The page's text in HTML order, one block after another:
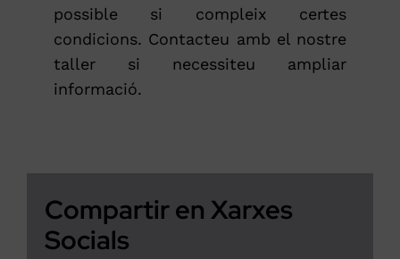
possible si compleix certes
condicions. Contacteu amb el nostre
taller si necessiteu ampliar
informació.
Compartir en Xarxes
Socials